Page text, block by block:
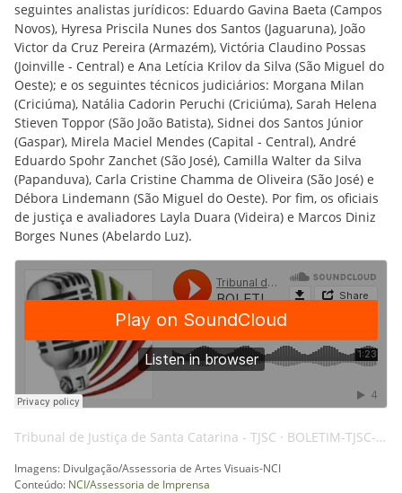
seguintes analistas jurídicos: Eduardo Gavina Baeta (Campos
Novos), Hyresa Priscila Nunes dos Santos (Jaguaruna), João
Victor da Cruz Pereira (Armazém), Victória Claudino Possas
(Joinville - Central) e Ana Letícia Krilov da Silva (São Miguel do
Oeste); e os seguintes técnicos judiciários: Morgana Milan
(Criciúma), Natália Cadorin Peruchi (Criciúma), Sarah Helena
Stieven Toppor (São João Batista), Sidnei dos Santos Júnior
(Gaspar), Mirela Maciel Mendes (Capital - Central), André
Eduardo Spohr Zanchet (São José), Camilla Walter da Silva
(Papanduva), Carla Cristine Chamma de Oliveira (São José) e
Débora Lindemann (São Miguel do Oeste). Por fim, os oficiais
de justiça e avaliadores Layla Duara (Videira) e Marcos Diniz
Borges Nunes (Abelardo Luz).
Tribunal de Justiça de Santa Catarina - TJSC · BOLETIM-TJSC-21FEV25-ADMINISTRAÇÃO-AI
Imagens: Divulgação/Assessoria de Artes Visuais-NCI
Conteúdo: NCI/Assessoria de Imprensa